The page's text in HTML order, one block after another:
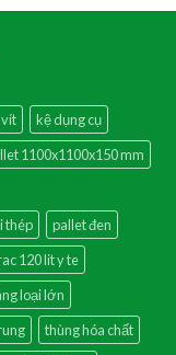
kệ dụng cụ
1100x1100x150 mm
thép
pallet đen
120 lit y te
loại lớn
thùng hóa chất